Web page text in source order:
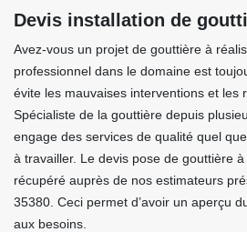
Devis installation de
Avez-vous un projet de gouttière à
professionnel dans le domaine est
évite les mauvaises interventions et les
Spécialiste de la gouttière depuis
engage des services de qualité quel
à travailler. Le devis pose de gouttière
récupéré auprès de nos estimateurs
35380. Ceci permet d’avoir un aperçu
aux besoins.